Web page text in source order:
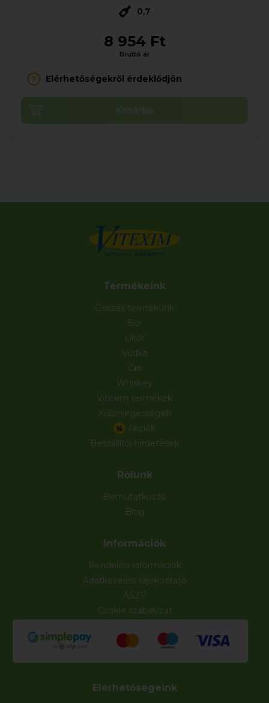
0,7
8 954 Ft
Bruttó ár
Elérhetőségekről érdeklődjön
Kosárba
Termékeink
Összes termékünk
Bor
Likőr
Vodka
Gin
Whiskey
Vitexim termékek
Különlegességek
% Akciók
Beszállítói hirdetések
Rólunk
Bemutatkozás
Blog
Információk
Rendelési információk
Adatkezelési tájékoztató
ÁSZF
Cookie szabályzat
Elérhetőségeink